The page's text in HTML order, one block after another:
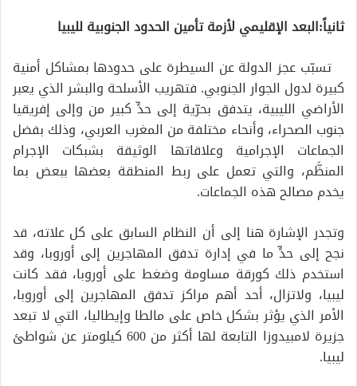
ثانياً:البعد الإقليمي لأزمة تأمين الحدود الجنوبية لليبيا
تسبّب عجز الدولة عن السيطرة على حدودها بمشاكل أمنية
كبيرة لدول الجوار الجنوبي. فتهريب الأسلحة والبشر الذي يعبر
الأراضي الليبية، يتدفق بحرّية إلى حدٍّ كبير من وإلى إفريقيا
جنوب الصحراء، وأنحاء مختلفة من المغرب العربي، وذلك بفضل
الجماعات الإجرامية وعلاقاتها الوثيقة بشبكات الإجرام
المنظَّم، والتي تعمل على ربط المنطقة بعضها ببعض بما
يخدم مصالح هذه الجماعات.
وتجدر الإشارة هنا إلى أن النظام السابق على كل علاته، قد
نجح إلى حدٍّ ما في إدارة تدفق المهاجرين إلى أوروبا، وقد
استخدم ذلك كورقة مساومة وضغط على أوروبا، فقد كانت
ليبيا، ولاتزال، أحد أهم مراكز تدفق المهاجرين إلى أوروبا،
الأمر الذي يؤثر بشكل خاص على مالطا وإيطاليا، التي لا تبعد
جزيرة لامبيدوزا التابعة لها أكثر من 600 كيلومتر عن شواطئ
ليبيا.